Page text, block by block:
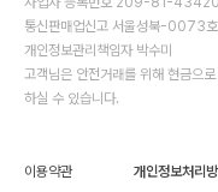
통신판매업신고 서울성북-0073호
개인정보관리책임자 박수미
고객님은 안전거래를 위해 현금으
하실 수 있습니다.
이용약관 개인정보처리